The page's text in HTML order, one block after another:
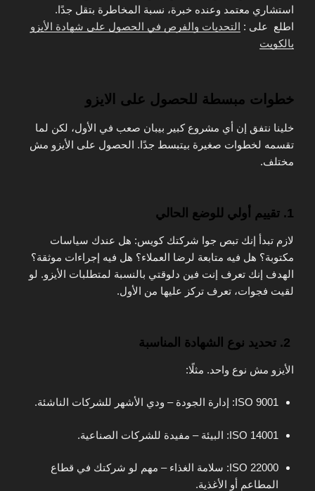
استشاري معتمد وعنده خبرة، نسبة المخاطرة بتقل جدًا.
اطلع على : التحديات والفرص في الحصول على شهادة الأيزو
بالكويت
خطوات مبسطة للحصول على الايزو
خلينا نتفق إن أي مشروع كبير بيبان صعب في الأول، لكن لما
تقسمه لخطوات صغيرة بيتبسط جدًا. الحصول على الأيزو مش
مختلف.
1. تقييم أولي للوضع الحالي
لازم تبدأ إنك تبص جوا شركتك كويس: هل عندك سياسات
مكتوبة؟ هل فيه متابعة لرضا العملاء؟ هل فيه إجراءات موثقة؟
الهدف إنك تعرف إنت فين دلوقتي بالنسبة لمتطلبات الأيزو. لو
لقيت فجوات، تعرف تركز عليها من الأول.
الأيزو مش نوع واحد. مثلًا:
ISO 9001: إدارة الجودة – ودي الأشهر للشركات الناشئة.
ISO 14001: البيئة – مفيدة للشركات الصناعية.
ISO 22000: سلامة الغذاء – مهم لو شركتك في قطاع
المطاعم أو الأغذية.